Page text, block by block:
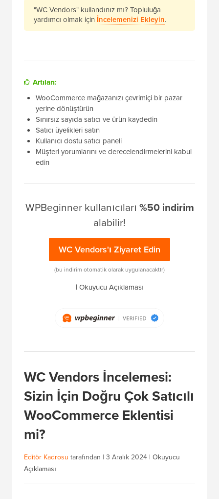
"WC Vendors" kullandınız mı? Topluluğa
yardımcı olmak için İncelemenizi Ekleyin.
Artıları:
WooCommerce mağazanızı çevrimiçi bir pazar
yerine dönüştürün
Sınırsız sayıda satıcı ve ürün kaydedin
Satıcı üyelikleri satın
Kullanıcı dostu satıcı paneli
Müşteri yorumlarını ve derecelendirmelerini kabul
edin
WPBeginner kullanıcıları %50 indirim
alabilir!
WC Vendors'ı Ziyaret Edin
(bu indirim otomatik olarak uygulanacaktır)
| Okuyucu Açıklaması
WC Vendors İncelemesi:
Sizin İçin Doğru Çok Satıcılı
WooCommerce Eklentisi
mi?
Editör Kadrosu tarafından | 3 Aralık 2024 | Okuyucu
Açıklaması